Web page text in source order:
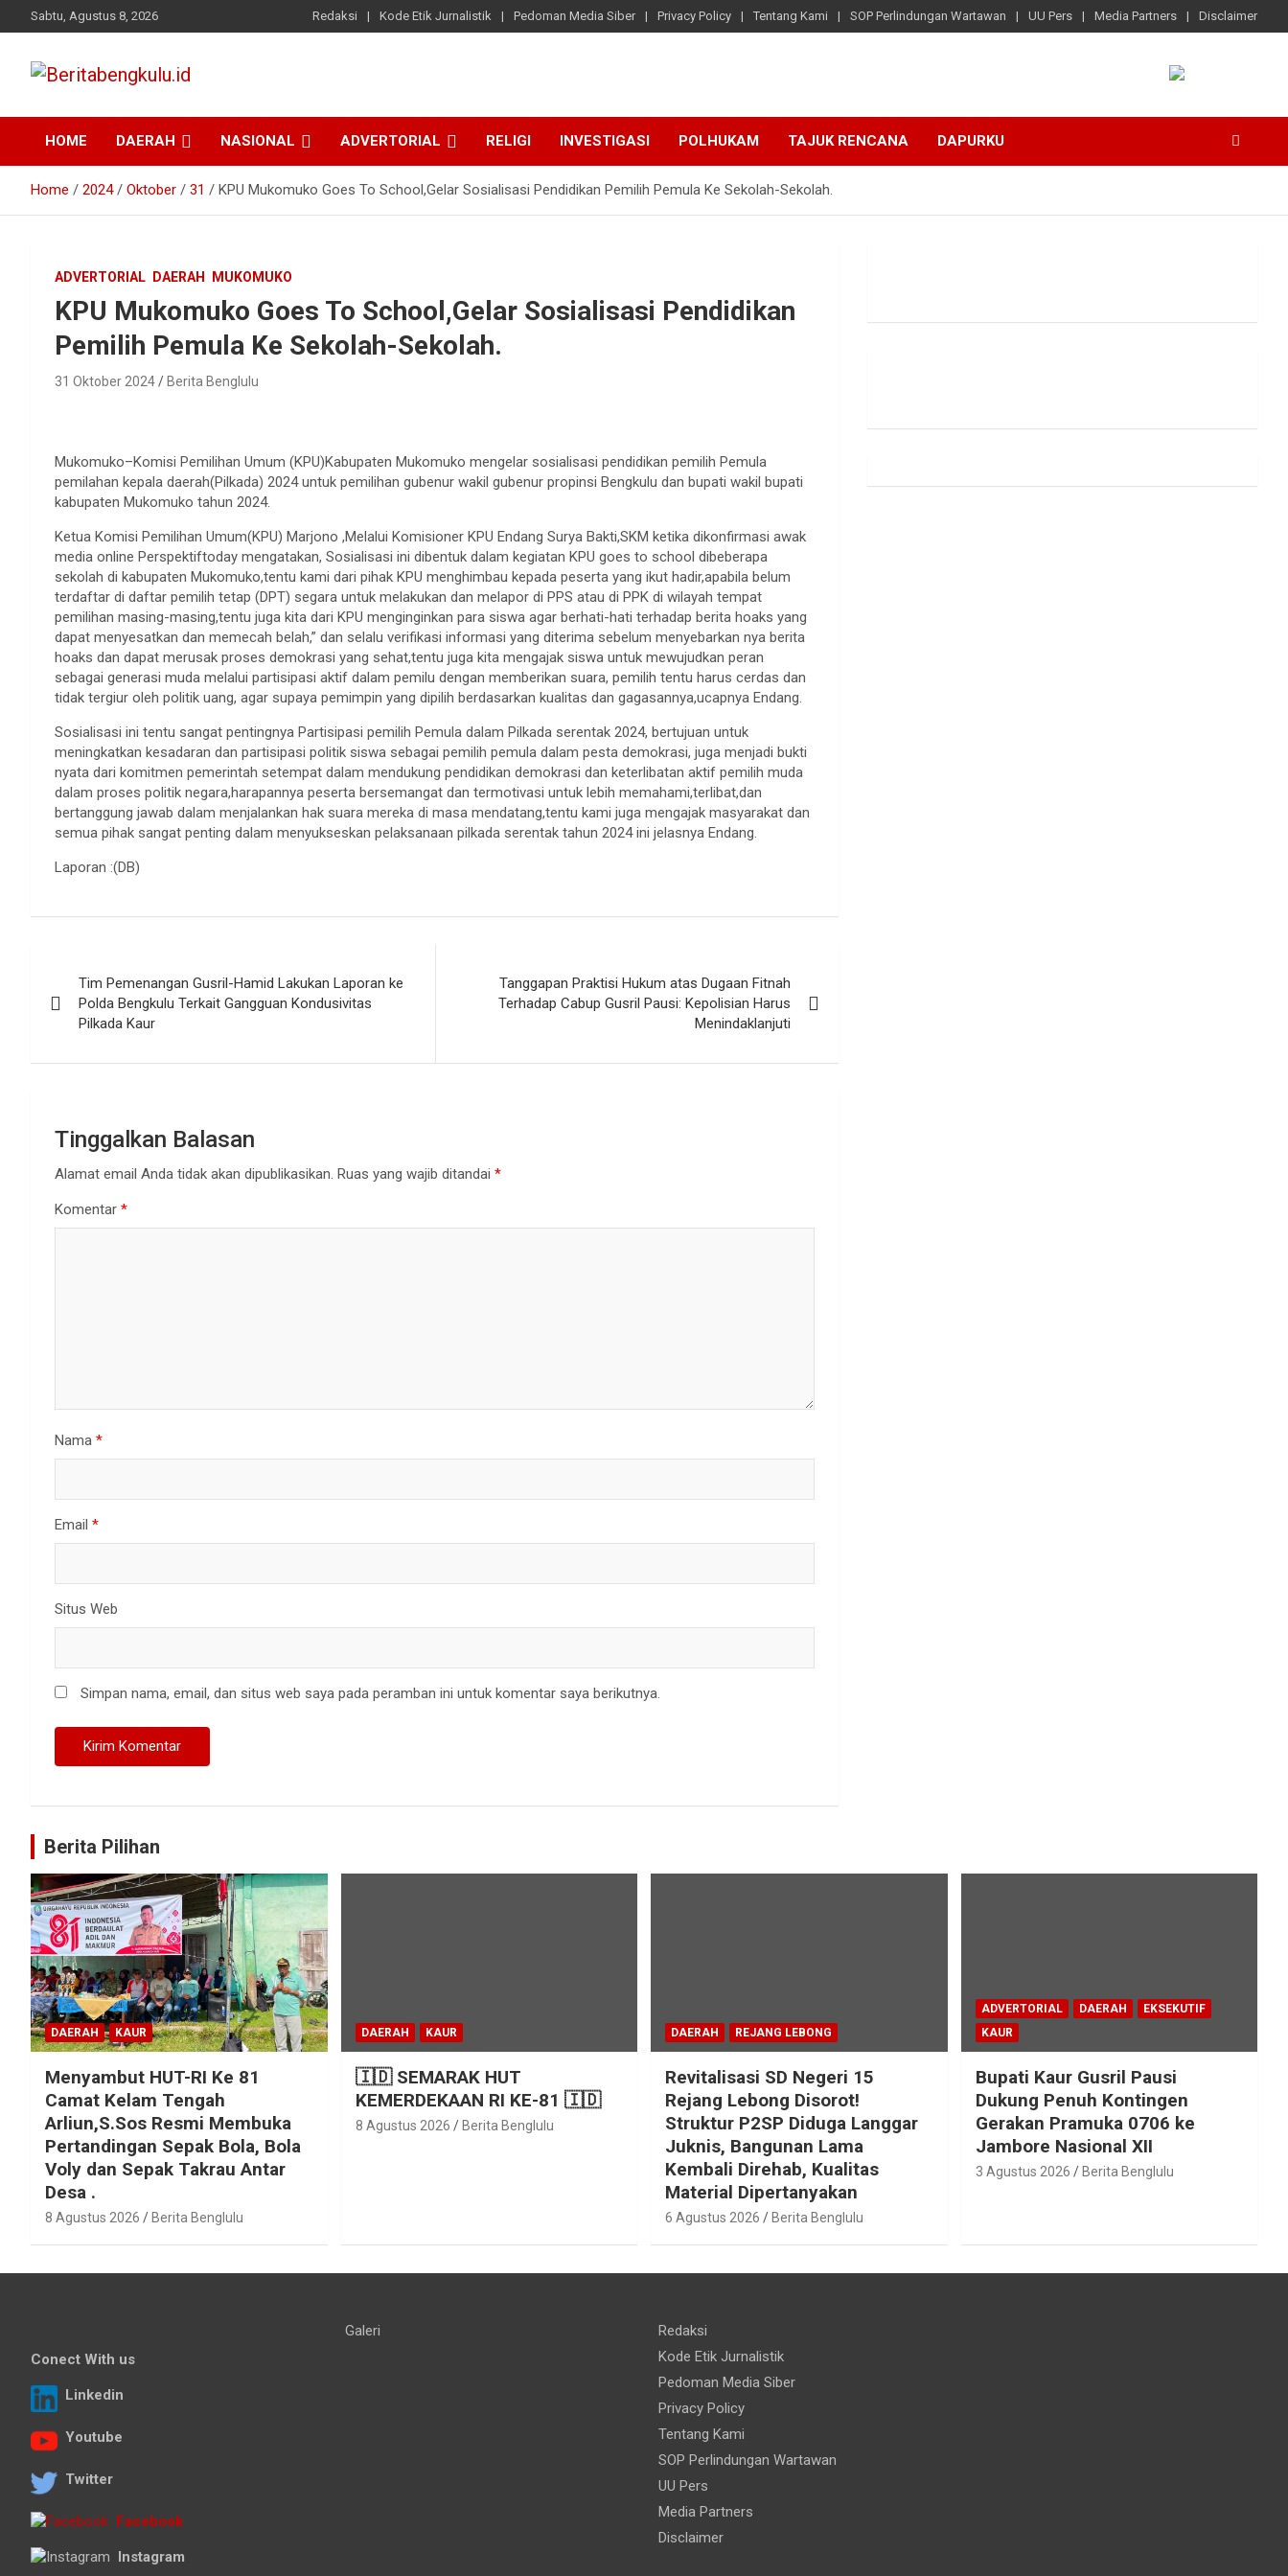
to
Sabtu, Agustus 8, 2026 Redaksi Kode Etik Jurnalistik Pedoman Media Siber Privacy Policy Tentang Kami SOP Perlindungan Wartawan UU Pers Media Partners Disclaimer
Beritabengkulu.id
HOME DAERAH NASIONAL ADVERTORIAL RELIGI INVESTIGASI POLHUKAM TAJUK RENCANA DAPURKU
Home 2024 Oktober 31 KPU Mukomuko Goes To School,Gelar Sosialisasi Pendidikan Pemilih Pemula Ke Sekolah-Sekolah.
ADVERTORIAL DAERAH MUKOMUKO
KPU Mukomuko Goes To School,Gelar Sosialisasi Pendidikan
Pemilih Pemula Ke Sekolah-Sekolah.
31 Oktober 2024 Berita Benglulu
Mukomuko–Komisi Pemilihan Umum (KPU)Kabupaten Mukomuko mengelar sosialisasi pendidikan pemilih Pemula
pemilahan kepala daerah(Pilkada) 2024 untuk pemilihan gubenur wakil gubenur propinsi Bengkulu dan bupati wakil bupati
kabupaten Mukomuko tahun 2024.
Ketua Komisi Pemilihan Umum(KPU) Marjono ,Melalui Komisioner KPU Endang Surya Bakti,SKM ketika dikonfirmasi awak
media online Perspektiftoday mengatakan, Sosialisasi ini dibentuk dalam kegiatan KPU goes to school dibeberapa
sekolah di kabupaten Mukomuko,tentu kami dari pihak KPU menghimbau kepada peserta yang ikut hadir,apabila belum
terdaftar di daftar pemilih tetap (DPT) segara untuk melakukan dan melapor di PPS atau di PPK di wilayah tempat
pemilihan masing-masing,tentu juga kita dari KPU menginginkan para siswa agar berhati-hati terhadap berita hoaks yang
dapat menyesatkan dan memecah belah,” dan selalu verifikasi informasi yang diterima sebelum menyebarkan nya berita
hoaks dan dapat merusak proses demokrasi yang sehat,tentu juga kita mengajak siswa untuk mewujudkan peran
sebagai generasi muda melalui partisipasi aktif dalam pemilu dengan memberikan suara, pemilih tentu harus cerdas dan
tidak tergiur oleh politik uang, agar supaya pemimpin yang dipilih berdasarkan kualitas dan gagasannya,ucapnya Endang.
Sosialisasi ini tentu sangat pentingnya Partisipasi pemilih Pemula dalam Pilkada serentak 2024, bertujuan untuk
meningkatkan kesadaran dan partisipasi politik siswa sebagai pemilih pemula dalam pesta demokrasi, juga menjadi bukti
nyata dari komitmen pemerintah setempat dalam mendukung pendidikan demokrasi dan keterlibatan aktif pemilih muda
dalam proses politik negara,harapannya peserta bersemangat dan termotivasi untuk lebih memahami,terlibat,dan
bertanggung jawab dalam menjalankan hak suara mereka di masa mendatang,tentu kami juga mengajak masyarakat dan
semua pihak sangat penting dalam menyukseskan pelaksanaan pilkada serentak tahun 2024 ini jelasnya Endang.
Laporan :(DB)
pos
Tim Pemenangan Gusril-Hamid Lakukan Laporan ke
Polda Bengkulu Terkait Gangguan Kondusivitas
Pilkada Kaur
Tanggapan Praktisi Hukum atas Dugaan Fitnah
Terhadap Cabup Gusril Pausi: Kepolisian Harus
Menindaklanjuti
Tinggalkan Balasan
Alamat email Anda tidak akan dipublikasikan. Ruas yang wajib ditandai *
Komentar *
Nama *
Email *
Situs Web
Simpan nama, email, dan situs web saya pada peramban ini untuk komentar saya berikutnya.
Berita Pilihan
DAERAH KAUR
Menyambut HUT-RI Ke 81
Camat Kelam Tengah
Arliun,S.Sos Resmi Membuka
Pertandingan Sepak Bola, Bola
Voly dan Sepak Takrau Antar
Desa .
8 Agustus 2026 Berita Benglulu
DAERAH KAUR
🇮🇩 SEMARAK HUT
KEMERDEKAAN RI KE-81 🇮🇩
8 Agustus 2026 Berita Benglulu
DAERAH REJANG LEBONG
Revitalisasi SD Negeri 15
Rejang Lebong Disorot!
Struktur P2SP Diduga Langgar
Juknis, Bangunan Lama
Kembali Direhab, Kualitas
Material Dipertanyakan
6 Agustus 2026 Berita Benglulu
ADVERTORIAL DAERAH
EKSEKUTIF
KAUR
Bupati Kaur Gusril Pausi
Dukung Penuh Kontingen
Gerakan Pramuka 0706 ke
Jambore Nasional XII
3 Agustus 2026 Berita Benglulu
Conect With us
Linkedin
Youtube
Twitter
Facebook
Instagram
Galeri
Redaksi
Kode Etik Jurnalistik
Pedoman Media Siber
Privacy Policy
Tentang Kami
SOP Perlindungan Wartawan
UU Pers
Media Partners
Disclaimer